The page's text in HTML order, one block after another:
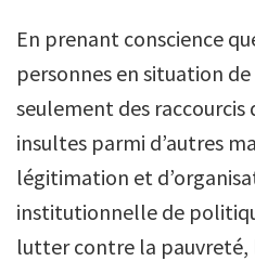
En prenant conscience
personnes en situation
seulement des raccourcis
insultes parmi d’autres
légitimation et
institutionnelle de
lutter contre la pauvreté,